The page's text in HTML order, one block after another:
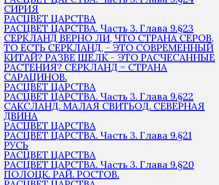
СИРИЯ
РАСЦВЕТ ЦАРСТВА
РАСЦВЕТ ЦАРСТВА. Часть 3. Глава 9.§23
СЕРКЛАНД ВЕРНО ЛИ, ЧТО СТРАНА СЕРОВ,
ТО ЕСТЬ СЕРКЛАНД, - ЭТО СОВРЕМЕННЫЙ
КИТАЙ? РАЗВЕ ШЕЛК - ЭТО РАСЧЕСАННЫЕ
РАСТЕНИЯ? СЕРКЛАНД = СТРАНА
САРАЦИНОВ.
РАСЦВЕТ ЦАРСТВА
РАСЦВЕТ ЦАРСТВА. Часть 3. Глава 9.§22
САКСЛАНД. МАЛАЯ СВИТЬОД. СЕВЕРНАЯ
ДВИНА
РАСЦВЕТ ЦАРСТВА
РАСЦВЕТ ЦАРСТВА. Часть 3. Глава 9.§21
РУСЬ
РАСЦВЕТ ЦАРСТВА
РАСЦВЕТ ЦАРСТВА. Часть 3. Глава 9.§20
ПОЛОЦК. РАЙ. РОСТОВ.